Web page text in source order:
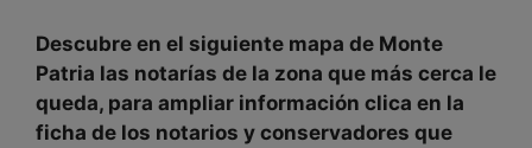
Descubre en el siguiente mapa de Monte
Patria las notarías de la zona que más cerca le
queda, para ampliar información clica en la
ficha de los notarios y conservadores que